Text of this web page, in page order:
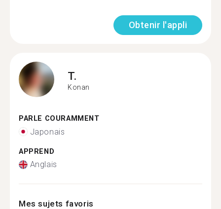
Obtenir l'appli
T.
Konan
PARLE COURAMMENT
Japonais
APPREND
Anglais
Mes sujets favoris